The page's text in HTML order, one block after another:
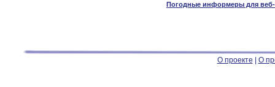
Погодные информеры для веб-
О проекте О